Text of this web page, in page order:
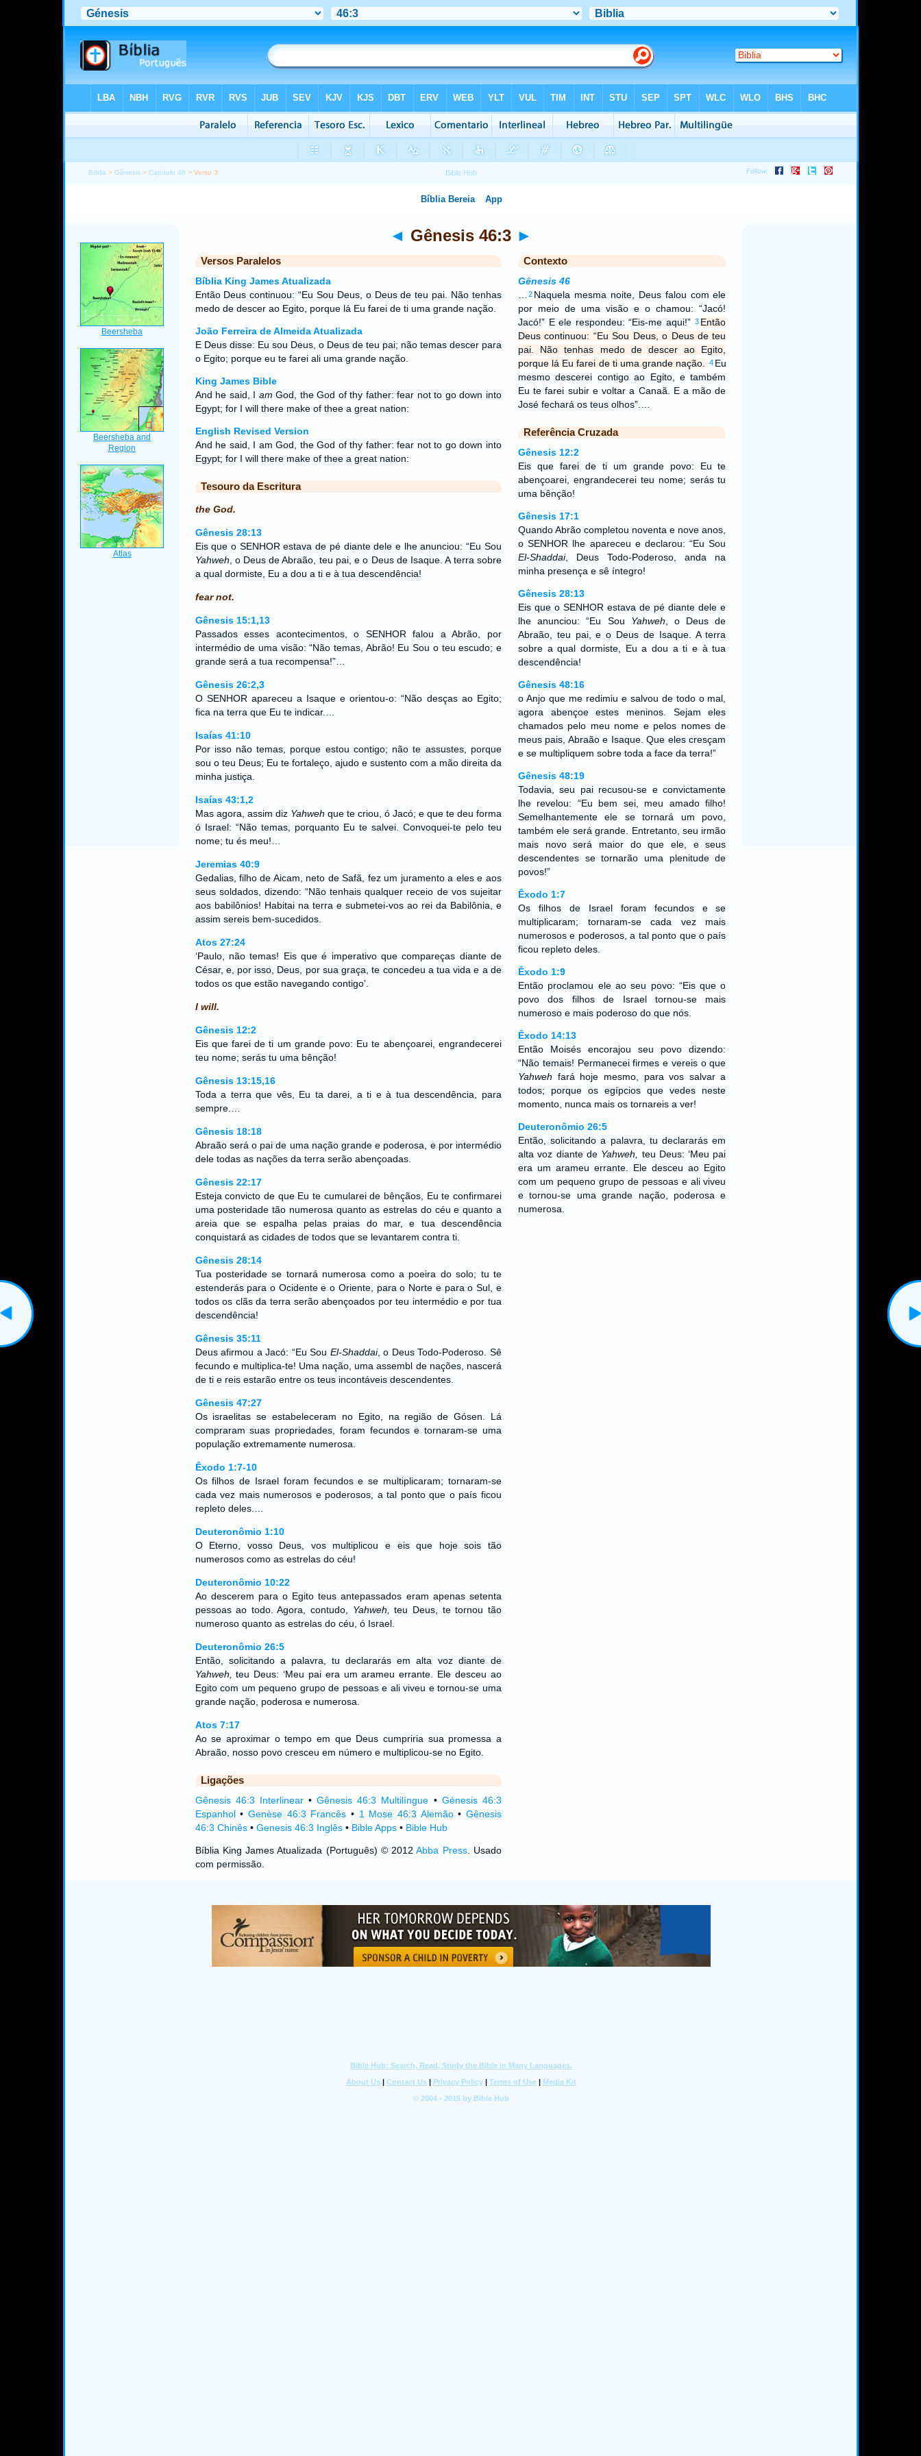
Bíblia >Gênesis >Capítulo 46 > Verso 3
◄ Gênesis 46:3 ►
Versos Paralelos
Bíblia King James Atualizada
Então Deus continuou: “Eu Sou Deus, o Deus de teu pai. Não tenhas
medo de descer ao Egito, porque lá Eu farei de ti uma grande nação.
João Ferreira de Almeida Atualizada
E Deus disse: Eu sou Deus, o Deus de teu pai; não temas descer para
o Egito; porque eu te farei ali uma grande nação.
King James Bible
And he said, I am God, the God of thy father: fear not to go down into
Egypt; for I will there make of thee a great nation:
English Revised Version
And he said, I am God, the God of thy father: fear not to go down into
Egypt; for I will there make of thee a great nation:
Tesouro da Escritura
the God.
Gênesis 28:13
Eis que o SENHOR estava de pé diante dele e lhe anunciou: “Eu Sou
Yahweh , o Deus de Abraão, teu pai, e o Deus de Isaque. A terra sobre
a qual dormiste, Eu a dou a ti e à tua descendência!
fear not.
Gênesis 15:1,13
Passados esses acontecimentos, o SENHOR falou a Abrão, por
intermédio de uma visão: “Não temas, Abrão! Eu Sou o teu escudo; e
grande será a tua recompensa!”…
Gênesis 26:2,3
O SENHOR apareceu a Isaque e orientou-o: “Não desças ao Egito;
fica na terra que Eu te indicar.…
Isaías 41:10
Por isso não temas, porque estou contigo; não te assustes, porque
sou o teu Deus; Eu te fortaleço, ajudo e sustento com a mão direita da
minha justiça.
Isaías 43:1,2
Mas agora, assim diz Yahweh que te criou, ó Jacó; e que te deu forma
ó Israel: “Não temas, porquanto Eu te salvei. Convoquei-te pelo teu
nome; tu és meu!…
Jeremias 40:9
Gedalias, filho de Aicam, neto de Safã, fez um juramento a eles e aos
seus soldados, dizendo: “Não tenhais qualquer receio de vos sujeitar
aos babilônios! Habitai na terra e submetei-vos ao rei da Babilônia, e
assim sereis bem-sucedidos.
Atos 27:24
‘Paulo, não temas! Eis que é imperativo que compareças diante de
César, e, por isso, Deus, por sua graça, te concedeu a tua vida e a de
todos os que estão navegando contigo’.
I will.
Gênesis 12:2
Eis que farei de ti um grande povo: Eu te abençoarei, engrandecerei
teu nome; serás tu uma bênção!
Gênesis 13:15,16
Toda a terra que vês, Eu ta darei, a ti e à tua descendência, para
sempre.…
Gênesis 18:18
Abraão será o pai de uma nação grande e poderosa, e por intermédio
dele todas as nações da terra serão abençoadas.
Gênesis 22:17
Esteja convicto de que Eu te cumularei de bênçãos, Eu te confirmarei
uma posteridade tão numerosa quanto as estrelas do céu e quanto a
areia que se espalha pelas praias do mar, e tua descendência
conquistará as cidades de todos que se levantarem contra ti.
Gênesis 28:14
Tua posteridade se tornará numerosa como a poeira do solo; tu te
estenderás para o Ocidente e o Oriente, para o Norte e para o Sul, e
todos os clãs da terra serão abençoados por teu intermédio e por tua
descendência!
Gênesis 35:11
Deus afirmou a Jacó: “Eu Sou El-Shaddai, o Deus Todo-Poderoso. Sê
fecundo e multiplica-te! Uma nação, uma assembl de nações, nascerá
de ti e reis estarão entre os teus incontáveis descendentes.
Gênesis 47:27
Os israelitas se estabeleceram no Egito, na região de Gósen. Lá
compraram suas propriedades, foram fecundos e tornaram-se uma
população extremamente numerosa.
Êxodo 1:7-10
Os filhos de Israel foram fecundos e se multiplicaram; tornaram-se
cada vez mais numerosos e poderosos, a tal ponto que o país ficou
repleto deles.…
Deuteronômio 1:10
O Eterno, vosso Deus, vos multiplicou e eis que hoje sois tão
numerosos como as estrelas do céu!
Deuteronômio 10:22
Ao descerem para o Egito teus antepassados eram apenas setenta
pessoas ao todo. Agora, contudo, Yahweh,
teu Deus, te tornou tão
numeroso quanto as estrelas do céu, ó Israel.
Deuteronômio 26:5
Então, solicitando a palavra, tu declararás em alta voz diante de
Yahweh,
teu Deus: ‘Meu pai era um arameu errante. Ele desceu ao
Egito com um pequeno grupo de pessoas e ali viveu e tornou-se uma
grande nação, poderosa e numerosa.
Atos 7:17
Ao se aproximar o tempo em que Deus cumpriria sua promessa a
Abraão, nosso povo cresceu em número e multiplicou-se no Egito.
Ligações
Gênesis 46:3 Interlinear•Gênesis 46:3 Multilíngue • Génesis 46:3
Espanhol• Genèse 46:3 Francês • 1 Mose 46:3 Alemão• Gênesis
46:3 Chinês• Genesis 46:3 Inglês• Bible Apps• Bible Hub
Bíblia King James Atualizada (Português) © 2012Abba Press. Usado
com permissão.
Contexto
Gênesis 46
2 Naquela mesma noite, Deus falou com ele
por meio de uma visão e o chamou: “Jacó!
Jacó!” E ele respondeu: “Eis-me aqui!” 3 Então
Deus continuou: “Eu Sou Deus, o Deus de teu
pai. Não tenhas medo de descer ao Egito,
porque lá Eu farei de ti uma grande nação.
4 Eu
mesmo descerei contigo ao Egito, e também
Eu te farei subir e voltar a Canaã. E a mão de
José fechará os teus olhos”.…
Referência Cruzada
Gênesis 12:2
Eis que farei de ti um grande povo: Eu te
abençoarei, engrandecerei teu nome; serás tu
uma bênção!
Gênesis 17:1
Quando Abrão completou noventa e nove anos,
o SENHOR lhe apareceu e declarou: “Eu Sou
El-Shaddai, Deus Todo-Poderoso, anda na
minha presença e sê íntegro!
Gênesis 28:13
Eis que o SENHOR estava de pé diante dele e
lhe anunciou: “Eu Sou Yahweh , o Deus de
Abraão, teu pai, e o Deus de Isaque. A terra
sobre a qual dormiste, Eu a dou a ti e à tua
descendência!
Gênesis 48:16
o Anjo que me redimiu e salvou de todo o mal,
agora abençoe estes meninos. Sejam eles
chamados pelo meu nome e pelos nomes de
meus pais, Abraão e Isaque. Que eles cresçam
e se multipliquem sobre toda a face da terra!”
Gênesis 48:19
Todavia, seu pai recusou-se e convictamente
lhe revelou: “Eu bem sei, meu amado filho!
Semelhantemente ele se tornará um povo,
também ele será grande. Entretanto, seu irmão
mais novo será maior do que ele, e seus
descendentes se tornarão uma plenitude de
povos!”
Êxodo 1:7
Os filhos de Israel foram fecundos e se
multiplicaram; tornaram-se cada vez mais
numerosos e poderosos, a tal ponto que o país
ficou repleto deles.
Êxodo 1:9
Então proclamou ele ao seu povo: “Eis que o
povo dos filhos de Israel tornou-se mais
numeroso e mais poderoso do que nós.
Êxodo 14:13
Então Moisés encorajou seu povo dizendo:
“Não temais! Permanecei firmes e vereis o que
Yahweh fará hoje mesmo, para vos salvar a
todos; porque os egípcios que vedes neste
momento, nunca mais os tornareis a ver!
Deuteronômio 26:5
Então, solicitando a palavra, tu declararás em
alta voz diante de Yahweh,
teu Deus: ‘Meu pai
era um arameu errante. Ele desceu ao Egito
com um pequeno grupo de pessoas e ali viveu
e tornou-se uma grande nação, poderosa e
numerosa.